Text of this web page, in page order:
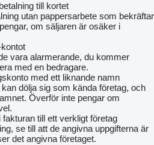
till kortet
utan pappersarbete som bekräftar
om säljaren är osäker i
vara alarmerande, du kommer
med en bedragare.
med ett liknande namn
dölja sig som kända företag, och
Överför inte pengar om
till ett verkligt företag
se till att de angivna uppgifterna är
det angivna företaget.